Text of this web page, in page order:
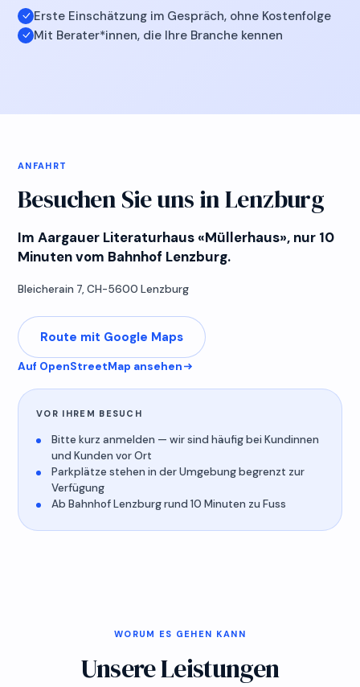
Erste Einschätzung im Gespräch, ohne Kostenfolge
Mit Berater*innen, die Ihre Branche kennen
ANFAHRT
Besuchen Sie uns in Lenzburg
Im Aargauer Literaturhaus «Müllerhaus», nur 10
Minuten vom Bahnhof Lenzburg.
Bleicherain 7, CH-5600 Lenzburg
Route mit Google Maps
Auf OpenStreetMap ansehen
vitalba unternehmen und academia gmbh
Bleicherain 7 · CH-5600 Lenzburg
Karte laden
VOR IHREM BESUCH
Bitte kurz anmelden — wir sind häufig bei Kundinnen
und Kunden vor Ort
Parkplätze stehen in der Umgebung begrenzt zur
Verfügung
Ab Bahnhof Lenzburg rund 10 Minuten zu Fuss
WORUM ES GEHEN KANN
Unsere Leistungen